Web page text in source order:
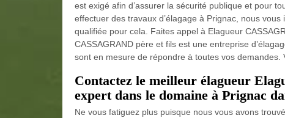
est exigé afin d’assurer la sécurité publique et pour
effectuer des travaux d’élagage à Prignac, nous
qualifiée pour cela. Faites appel à Elagueur
CASSAGRAND père et fils est une entreprise
sont en mesure de répondre à toutes vos demandes.
Contactez le meilleur élagueur
expert dans le domaine à Prignac
Ne vous fatiguez plus puisque nous vous avons